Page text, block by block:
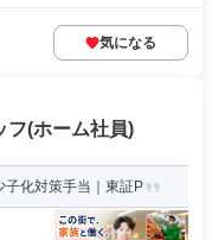
気になる
フ(ホーム社員)
子化対策手当｜東証P